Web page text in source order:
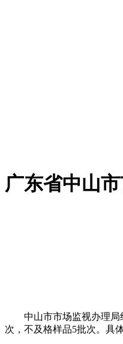
广东省中山
中山市市场监视办理局组
次，不及格样品5批次。具